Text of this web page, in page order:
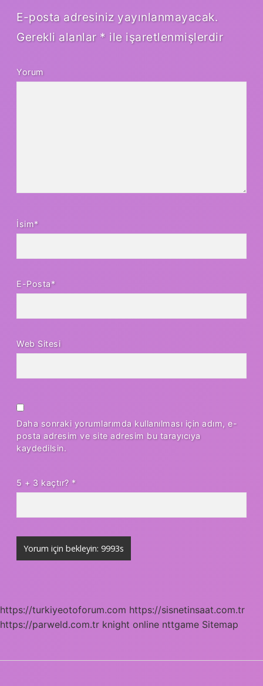
E-posta adresiniz yayınlanmayacak.
Gerekli alanlar * ile işaretlenmişlerdir
Yorum
İsim*
E-Posta*
Web Sitesi
Daha sonraki yorumlarımda kullanılması için adım, e-
posta adresim ve site adresim bu tarayıcıya
kaydedilsin.
5 + 3 kaçtır? *
https://turkiyeotoforum.com https://sisnetinsaat.com.tr
https://parweld.com.tr knight online nttgame Sitemap